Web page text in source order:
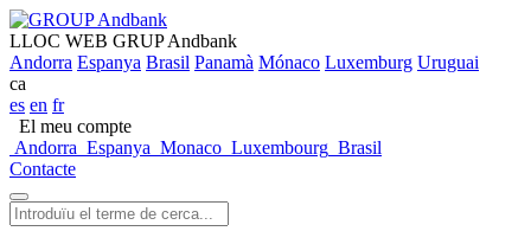
LLOC WEB GRUP Andbank
Andorra Espanya Brasil Panamà Mónaco Luxemburg Uruguai
ca
es en fr
El meu compte
Andorra Espanya Monaco Luxembourg Brasil
Contacte